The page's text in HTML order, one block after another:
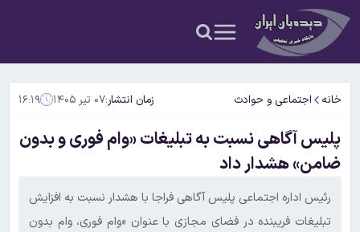
خانه اجتماعی و حوادث زمان انتشار:۰۷ تیر ۱۴۰۵ ۱۶:۱۹
پلیس آگاهی نسبت به تبلیغات «وام فوری و بدون
ضامن» هشدار داد
رئیس اداره اجتماعی پلیس آگاهی فراجا با هشدار نسبت به افزایش
تبلیغات فریبنده در فضای مجازی با عنوان «وام فوری، وام بدون